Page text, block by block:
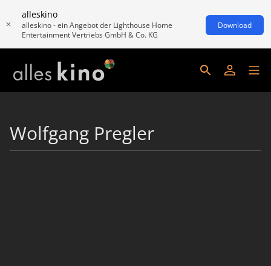
alleskino
alleskino - ein Angebot der Lighthouse Home
Entertainment Vertriebs GmbH & Co. KG
Download
Wolfgang Pregler